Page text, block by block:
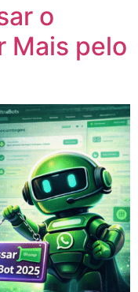
o
Mais pelo